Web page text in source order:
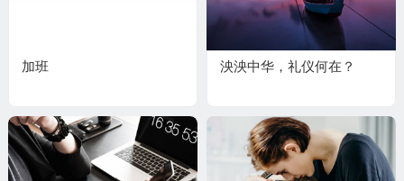
加班 泱泱中华，礼仪何在？